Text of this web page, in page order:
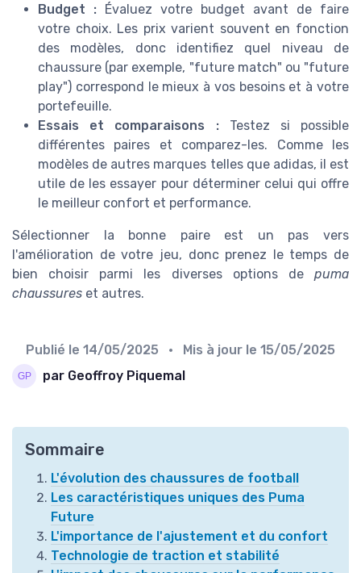
Budget : Évaluez votre budget avant de faire
votre choix. Les prix varient souvent en fonction
des modèles, donc identifiez quel niveau de
chaussure (par exemple, "future match" ou "future
play") correspond le mieux à vos besoins et à votre
portefeuille.
Essais et comparaisons :Testez si possible
différentes paires et comparez-les. Comme les
modèles de autres marques telles que adidas, il est
utile de les essayer pour déterminer celui qui offre
le meilleur confort et performance.
Sélectionner la bonne paire est un pas vers
l'amélioration de votre jeu, donc prenez le temps de
bien choisir parmi les diverses options de puma
chaussures et autres.
Publié le 14/05/2025 • Mis à jour le 15/05/2025
par Geoffroy Piquemal
Sommaire
L'évolution des chaussures de football
Les caractéristiques uniques des Puma
Future
L'importance de l'ajustement et du confort
Technologie de traction et stabilité